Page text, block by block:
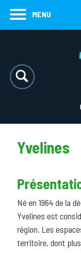
MENU
Yvelines
Né en 1964 de la
Yvelines est
région. Les
territoire, dont